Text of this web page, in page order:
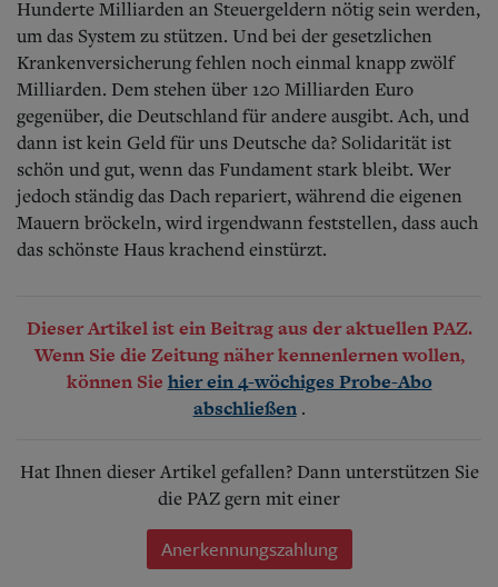
Hunderte Milliarden an Steuergeldern nötig sein werden,
um das System zu stützen. Und bei der gesetzlichen
Krankenversicherung fehlen noch einmal knapp zwölf
Milliarden. Dem stehen über 120 Milliarden Euro
gegenüber, die Deutschland für andere ausgibt. Ach, und
dann ist kein Geld für uns Deutsche da? Solidarität ist
schön und gut, wenn das Fundament stark bleibt. Wer
jedoch ständig das Dach repariert, während die eigenen
Mauern bröckeln, wird irgendwann feststellen, dass auch
das schönste Haus krachend einstürzt.
Dieser Artikel ist ein Beitrag aus der aktuellen PAZ.
Wenn Sie die Zeitung näher kennenlernen wollen,
können Sie hier ein 4-wöchiges Probe-Abo
abschließen .
Hat Ihnen dieser Artikel gefallen? Dann unterstützen Sie
die PAZ gern mit einer
Anerkennungszahlung